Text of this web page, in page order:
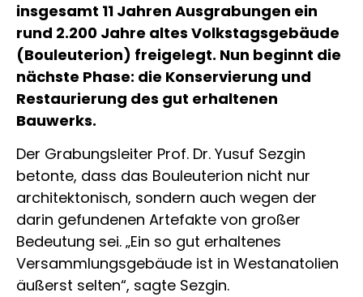
insgesamt 11 Jahren Ausgrabungen ein
rund 2.200 Jahre altes Volkstagsgebäude
(Bouleuterion) freigelegt. Nun beginnt die
nächste Phase: die Konservierung und
Restaurierung des gut erhaltenen
Bauwerks.
Der Grabungsleiter Prof. Dr. Yusuf Sezgin
betonte, dass das Bouleuterion nicht nur
architektonisch, sondern auch wegen der
darin gefundenen Artefakte von großer
Bedeutung sei. „Ein so gut erhaltenes
Versammlungsgebäude ist in Westanatolien
äußerst selten“, sagte Sezgin.